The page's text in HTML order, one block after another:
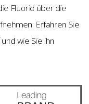
Fluorid über die
Erfahren Sie
wie Sie ihn